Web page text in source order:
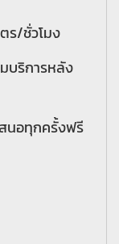
ร/ชั่วโมง
บริการหลัง
นอทุกครั้งฟรี